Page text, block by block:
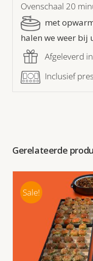
Ovenschaal 20
met
halen we weer bij
Afgeleverd
Inclusief
Gerelateerde
Sale!